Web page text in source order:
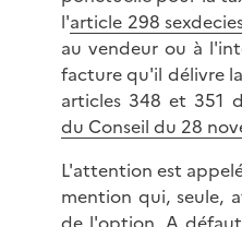
l'article 298
au vendeur ou à
facture qu'il délivre
articles 348 et 351
du Conseil du 28
L'attention est
mention qui, seule,